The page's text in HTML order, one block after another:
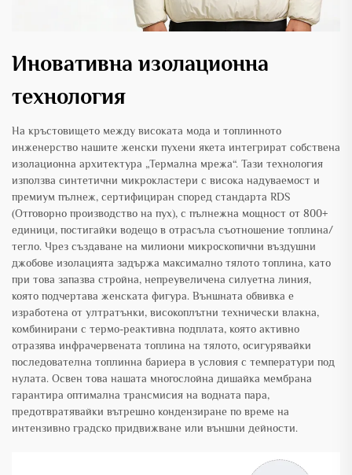
Иновативна изолационна
технология
На кръстовището между високата мода и топлинното
инженерство нашите женски пухени якета интегрират собствена
изолационна архитектура „Термална мрежа“. Тази технология
използва синтетични микрокластери с висока надуваемост и
премиум пълнеж, сертифициран според стандарта RDS
(Отговорно производство на пух), с пълнежна мощност от 800+
единици, постигайки водещо в отрасъла съотношение топлина/
тегло. Чрез създаване на милиони микроскопични въздушни
джобове изолацията задържа максимално тялото топлина, като
при това запазва стройна, непреувеличена силуетна линия,
която подчертава женската фигура. Външната обвивка е
изработена от ултратънки, високоплътни технически влакна,
комбинирани с термо-реактивна подплата, която активно
отразява инфрачервената топлина на тялото, осигурявайки
последователна топлинна бариера в условия с температури под
нулата. Освен това нашата многослойна дишайка мембрана
гарантира оптимална трансмисия на водната пара,
предотвратявайки вътрешно кондензиране по време на
интензивно градско придвижване или външни дейности.